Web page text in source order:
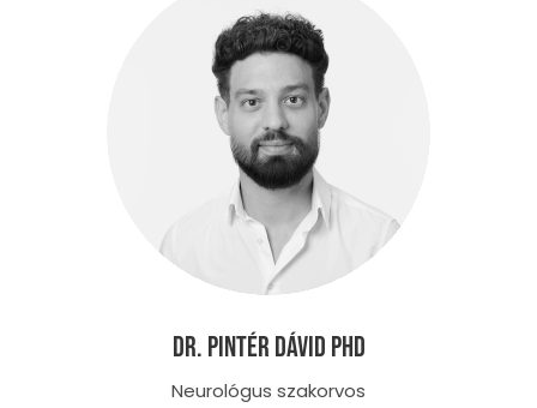
Dr. Pintér Dávid PhD
Neurológus szakorvos